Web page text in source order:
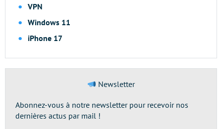
VPN
Windows 11
iPhone 17
Newsletter
Abonnez-vous à notre newsletter pour recevoir nos
dernières actus par mail !